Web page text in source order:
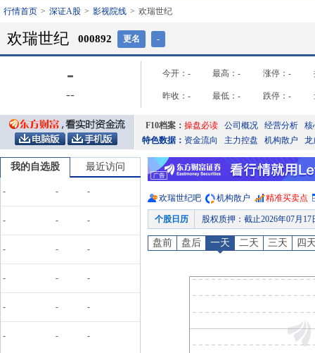
行情首页 深证A股 影视院线 欢瑞世纪
欢瑞世纪 000892 更名 -
-
--
今开： - 最高： - 涨停： -
昨收： - 最低： - 跌停： -
F10档案： 操盘必读 公司概况 经营分析
核
特色数据： 资金流向 主力控盘 机构散户 龙
我的自选股 最近访问
- - -
- - -
- - -
- - -
- - -
- - -
欢瑞世纪吧 机构散户 精准买卖点
个股日历 股权质押 ： 截止2026年07月17
业绩预告：2026年07月15日
：
龙虎榜：2026年07月13日因“
股权质押 ：截止2026年07月10
预约披露日：2026年半年报预
股权质押 ：截止2026年08月07
盘前 盘后 一天 二天 三天 四